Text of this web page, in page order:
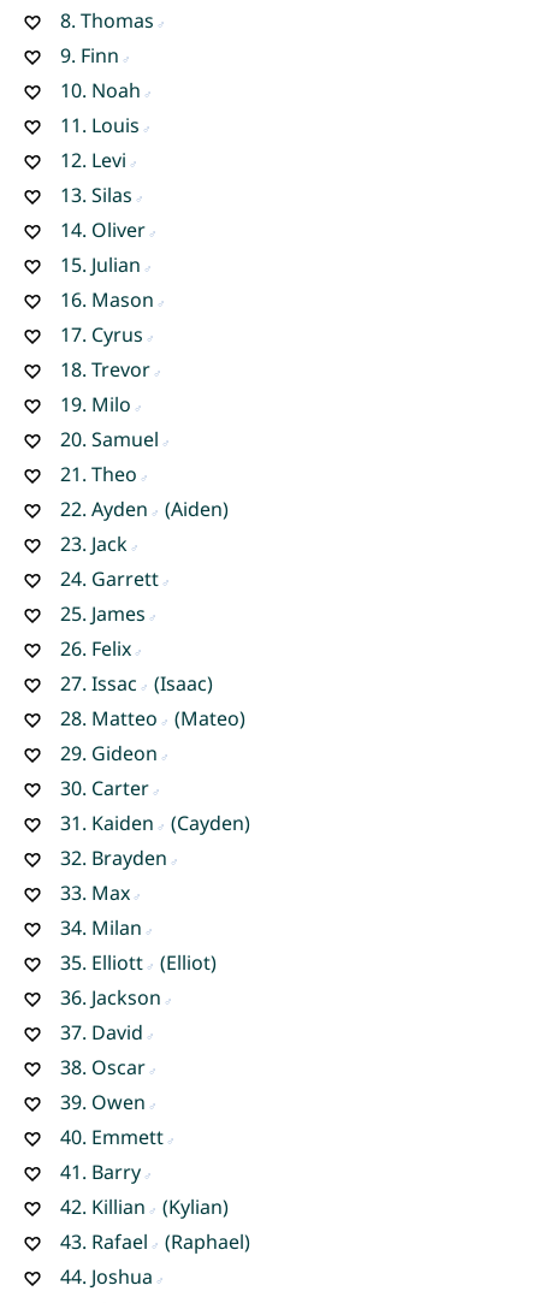
8. Thomas
9. Finn
10. Noah
11. Louis
12. Levi
13. Silas
14. Oliver
15. Julian
16. Mason
17. Cyrus
18. Trevor
19. Milo
20. Samuel
21. Theo
22. Ayden
(Aiden)
23. Jack
24. Garrett
25. James
26. Felix
27. Issac
(Isaac)
28. Matteo
(Mateo)
29. Gideon
30. Carter
31. Kaiden
(Cayden)
32. Brayden
33. Max
34. Milan
35. Elliott
(Elliot)
36. Jackson
37. David
38. Oscar
39. Owen
40. Emmett
41. Barry
42. Killian
(Kylian)
43. Rafael
(Raphael)
44. Joshua